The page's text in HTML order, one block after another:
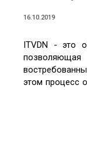
16.10.2019
ITVDN - это
позволяющая
этом процесс